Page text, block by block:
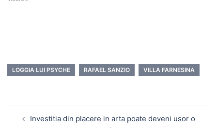
LOGGIA LUI PSYCHE RAFAEL SANZIO VILLA FARNESINA
Investitia din placere in arta poate deveni usor o